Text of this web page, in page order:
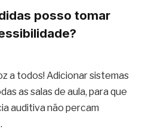
posso tomar
a todos! Adicionar sistemas
as salas de aula, para que
auditiva não percam